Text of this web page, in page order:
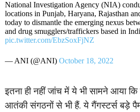
National Investigation Agency (NIA)
locations in Punjab, Haryana, Rajasthan
today to dismantle the emerging nexus
and drug smugglers/traffickers based in
pic.twitter.com/EbzSoxFjNZ
— ANI (@ANI) October 18, 2022
इतना ही नहीं जांच में ये भी सामने आया
आतंकी संगठनों से भी हैं. ये गैंगस्टर्स बड़े